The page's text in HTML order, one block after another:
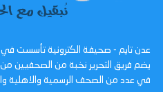
يضم فريق التحرير نخبة من الصحفيين
في عدد من الصحف الرسمية والاهلية